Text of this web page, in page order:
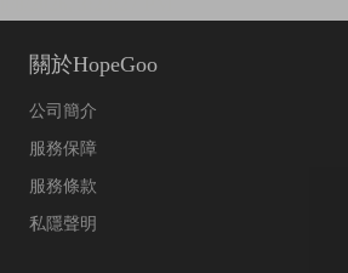
關於HopeGoo
公司簡介
服務保障
服務條款
私隱聲明